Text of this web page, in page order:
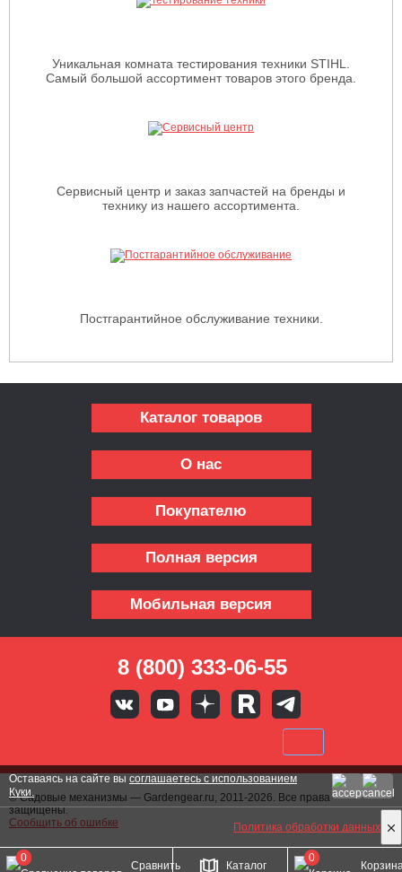
Уникальная комната тестирования техники STIHL.
Самый большой ассортимент товаров этого бренда.
Сервисный центр и заказ запчастей на бренды и
технику из нашего ассортимента.
Постгарантийное обслуживание техники.
Каталог товаров
О нас
Покупателю
Полная версия
Мобильная версия
8 (800) 333-06-55
© Садовые механизмы — Gardengear.ru, 2011-2026. Все права
защищены.
Сообщить об ошибке
0
Каталог
Сравнить
0
Политика обработки данных
Оставаясь на сайте вы соглашаетесь с использованием
Куки.